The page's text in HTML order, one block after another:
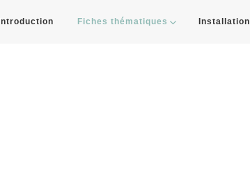
Introduction Fiches thématiques Installation